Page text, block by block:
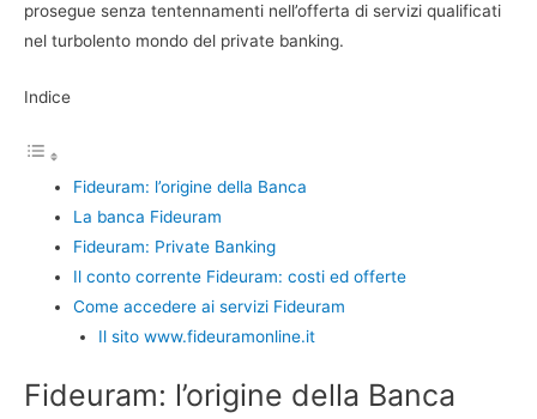
prosegue senza tentennamenti nell’offerta di servizi qualificati
nel turbolento mondo del private banking.
Indice
Fideuram: l’origine della Banca
La banca Fideuram
Fideuram: Private Banking
Il conto corrente Fideuram: costi ed offerte
Come accedere ai servizi Fideuram
Il sito www.fideuramonline.it
Fideuram: l’origine della Banca